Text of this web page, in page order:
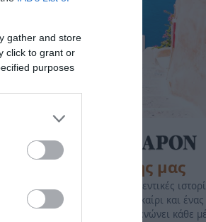
gather and store
click to grant or
purposes
της Ζωής μας
Οι άνθρωποι, οι αυθεντικές
το ελληνικό καλοκαίρι και ένας
πολιτισμός που μας ενώνει κάθε